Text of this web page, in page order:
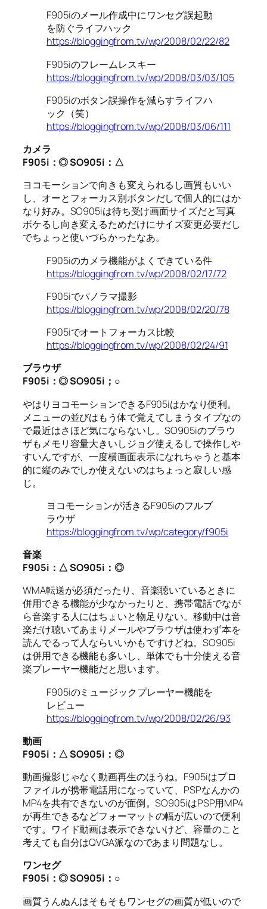
F905iのメール作成中にワンセグ誤起動
を防ぐライフハック
https://bloggingfrom.tv/wp/2008/02/22/82
F905iのフレームレスキー
https://bloggingfrom.tv/wp/2008/03/03/105
F905iのボタン誤操作を減らすライフハ
ック（笑）
https://bloggingfrom.tv/wp/2008/03/06/111
カメラ
F905i ：◎SO905i ：△
ヨコモーションで向きも変えられるし画質もいい
し、オーとフォーカス別ボタンだしで個人的にはか
なり好み。SO905iは待ち受け画面サイズだと写真
ボケるし向き変えるためだけにサイズ変更必要だし
でちょっと使いづらかったなあ。
F905iのカメラ機能がよくできている件
https://bloggingfrom.tv/wp/2008/02/17/72
F905iでパノラマ撮影
https://bloggingfrom.tv/wp/2008/02/20/78
F905iでオートフォーカス比較
https://bloggingfrom.tv/wp/2008/02/24/91
ブラウザ
F905i ：◎SO905i ；○
やはりヨコモーションできるF905iはかなり便利。
メニューの並びはもう体で覚えてしまうタイプなの
で最近はさほど気にならないし。SO905iのブラウ
ザもメモリ容量大きいしジョグ使えるしで操作しや
すいんですが、一度横画面表示になれちゃうと基本
的に縦のみでしか使えないのはちょっと寂しい感
じ。
ヨコモーションが活きるF905iのフルブ
ラウザ
https://bloggingfrom.tv/wp/category/f905i
音楽
F905i ：△SO905i ：◎
WMA転送が必須だったり、音楽聴いているときに
併用できる機能が少なかったりと、携帯電話でなが
ら音楽する人にはちょいと物足りない。移動中は音
楽だけ聴いてあまりメールやブラウザは使わず本を
読んでるって人ならいいかもですけどね。SO905i
は併用できる機能も多いし、単体でも十分使える音
楽プレーヤー機能だと思います。
F905iのミュージックプレーヤー機能を
レビュー
https://bloggingfrom.tv/wp/2008/02/26/93
動画
F905i ：△SO905i ：◎
動画撮影じゃなく動画再生のほうね。F905iはプロ
ファイルが携帯電話用になっていて、PSPなんかの
MP4を共有できないのが面倒。SO905iはPSP用MP4
が再生できるなどフォーマットの幅が広いので便利
です。ワイド動画は表示できないけど、容量のこと
考えても自分はQVGA派なのであまり問題なし。
ワンセグ
F905i ：◎SO905i ：○
画質うんぬんはそもそもワンセグの画質が低いので